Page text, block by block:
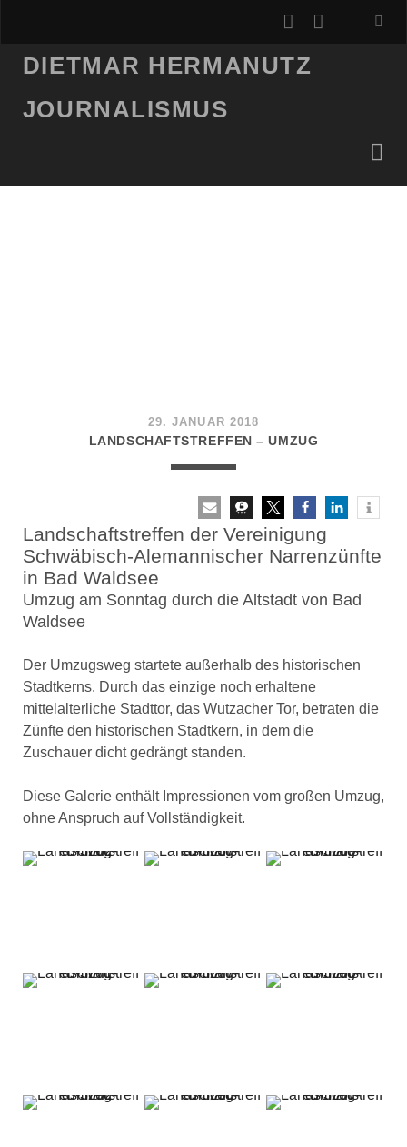
instagram
DIETMAR HERMANUTZ
JOURNALISMUS
29. JANUAR 2018
LANDSCHAFTSTREFFEN – UMZUG
Landschaftstreffen der Vereinigung
Schwäbisch-Alemannischer Narrenzünfte
in Bad Waldsee
Umzug am Sonntag durch die Altstadt von Bad
Waldsee
Der Umzugsweg startete außerhalb des historischen
Stadtkerns. Durch das einzige noch erhaltene
mittelalterliche Stadttor, das Wutzacher Tor, betraten die
Zünfte den historischen Stadtkern, in dem die
Zuschauer dicht gedrängt standen.
Diese Galerie enthält Impressionen vom großen Umzug,
ohne Anspruch auf Vollständigkeit.